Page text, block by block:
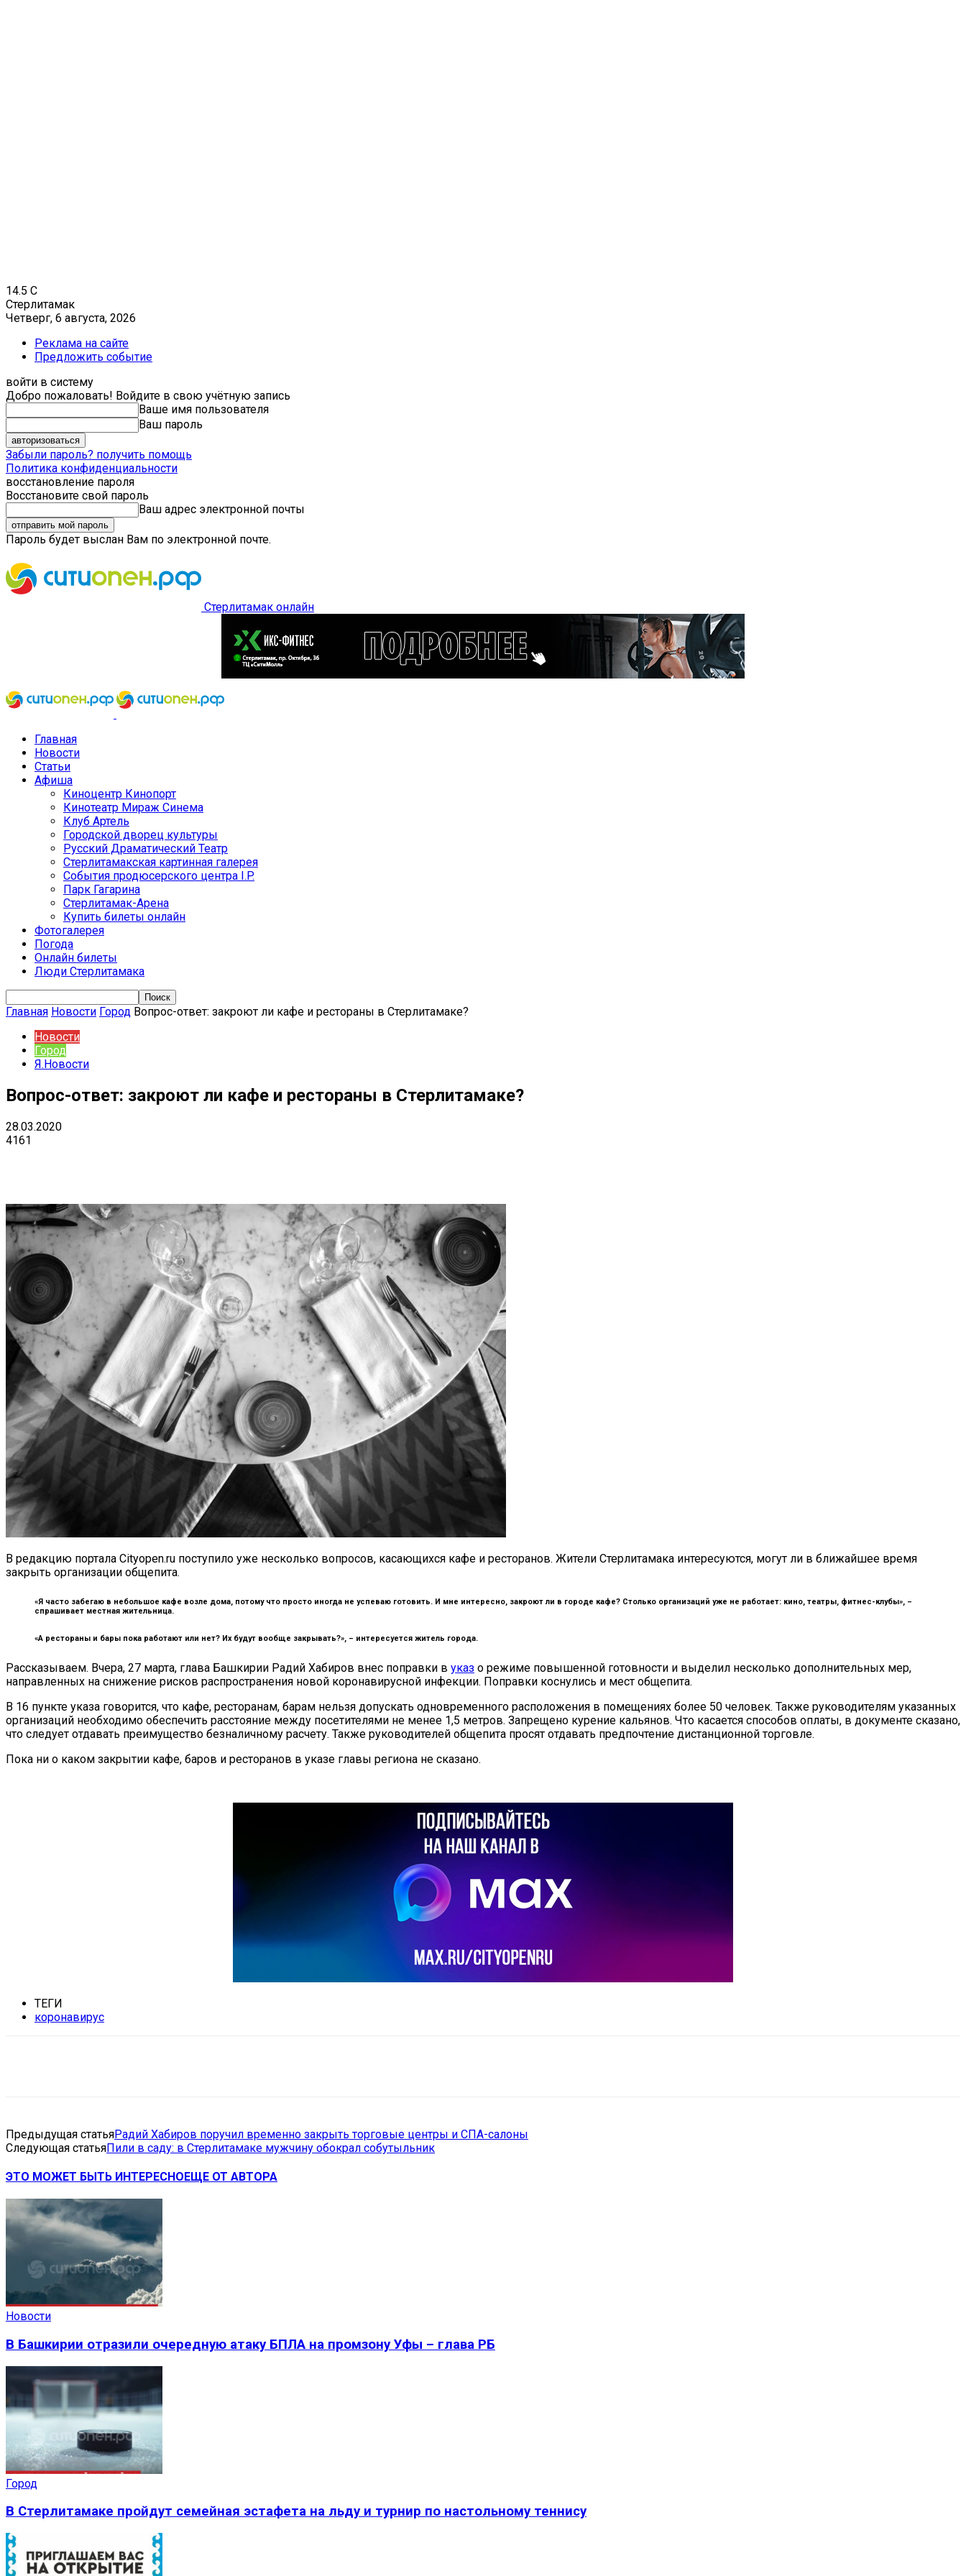
14.5 C
Стерлитамак
Четверг, 6 августа, 2026
Реклама на сайте
Предложить событие
войти в систему
Добро пожаловать! Войдите в свою учётную запись
Ваше имя пользователя
Ваш пароль
Забыли пароль? получить помощь
Политика конфиденциальности
восстановление пароля
Восстановите свой пароль
Ваш адрес электронной почты
Пароль будет выслан Вам по электронной почте.
Стерлитамак онлайн
Главная
Новости
Статьи
Афиша
Киноцентр Кинопорт
Кинотеатр Мираж Синема
Клуб Артель
Городской дворец культуры
Русский Драматический Театр
Стерлитамакская картинная галерея
События продюсерского центра I.P.
Парк Гагарина
Стерлитамак-Арена
Купить билеты онлайн
Фотогалерея
Погода
Онлайн билеты
Люди Стерлитамака
Главная Новости Город Вопрос-ответ: закроют ли кафе и рестораны в Стерлитамаке?
Новости
Город
Я.Новости
Вопрос-ответ: закроют ли кафе и рестораны в Стерлитамаке?
28.03.2020
4161
В редакцию портала Cityopen.ru поступило уже несколько вопросов, касающихся кафе и ресторанов. Жители Стерлитамака интересуются, могут ли в ближайшее время
закрыть организации общепита.
«Я часто забегаю в небольшое кафе возле дома, потому что просто иногда не успеваю готовить. И мне интересно, закроют ли в городе кафе? Столько организаций уже не работает: кино, театры, фитнес-клубы», –
спрашивает местная жительница.
«А рестораны и бары пока работают или нет? Их будут вообще закрывать?», – интересуется житель города.
Рассказываем. Вчера, 27 марта, глава Башкирии Радий Хабиров внес поправки в указ о режиме повышенной готовности и выделил несколько дополнительных мер,
направленных на снижение рисков распространения новой коронавирусной инфекции. Поправки коснулись и мест общепита.
В 16 пункте указа говорится, что кафе, ресторанам, барам нельзя допускать одновременного расположения в помещениях более 50 человек. Также руководителям указанных
организаций необходимо обеспечить расстояние между посетителями не менее 1,5 метров. Запрещено курение кальянов. Что касается способов оплаты, в документе сказано,
что следует отдавать преимущество безналичному расчету. Также руководителей общепита просят отдавать предпочтение дистанционной торговле.
Пока ни о каком закрытии кафе, баров и ресторанов в указе главы региона не сказано.
ТЕГИ
коронавирус
Предыдущая статьяРадий Хабиров поручил временно закрыть торговые центры и СПА-салоны
Следующая статьяПили в саду: в Стерлитамаке мужчину обокрал собутыльник
ЭТО МОЖЕТ БЫТЬ ИНТЕРЕСНОЕЩЕ ОТ АВТОРА
Новости
В Башкирии отразили очередную атаку БПЛА на промзону Уфы – глава РБ
Город
В Стерлитамаке пройдут семейная эстафета на льду и турнир по настольному теннису